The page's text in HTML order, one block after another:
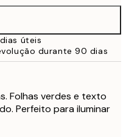
13 €
19,95 €
16,23 €
32,45 €
úteis
durante 90 dias
Folhas verdes e texto
Perfeito para iluminar